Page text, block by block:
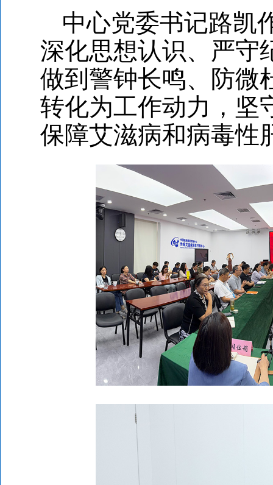
中心党委书记路凯
深化思想认识、严守
做到警钟长鸣、防微
转化为工作动力，坚
保障艾滋病和病毒性